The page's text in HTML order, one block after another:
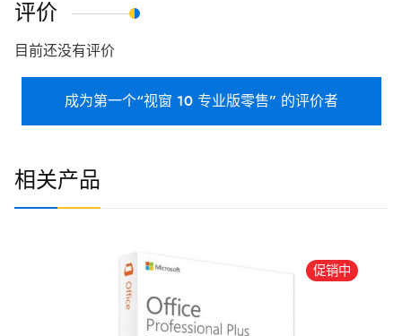
评价
目前还没有评价
成为第一个“视窗 10 专业版零售” 的评价者
相关产品
促销中